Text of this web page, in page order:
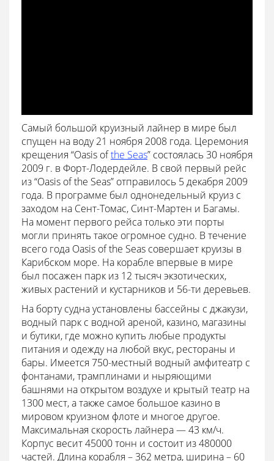
Самый большой круизный лайнер в мире был
спущен на воду 21 ноября 2008 года. Церемония
крещения “Oasis ofthe Seas” состоялась 30 ноября
2009 г. в Форт-Лодердейле. В свой первый рейс
из “Oasis of the Seas” отправилось 5 декабря 2009
года. В программе был однонедельный круиз с
заходом на Сент-Томас, Синт-Мартен и Багамы.
На момент первого рейса только эти порты
могли принять такое огромное судно. В течение
всего года Oasis of the Seas совершает круизы в
Карибском море. На корабле впервые в мире
был посажен парк из 12 тысяч экзотических,
живых растений и кустарников и 56-ти деревьев.
На борту судна установлены бассейны с джакузи,
водный парк с водной ареной, казино, магазины
и бутики, где можно купить любые продукты
питания и одежду на любой вкус, рестораны и
бары. Имеется 750-местный водный амфитеатр с
фонтанами, трамплинами и ныряющими
башнями на открытом воздухе и крытый театр на
1300 мест, а также самое большое казино в
мировом круизном флоте и многое другое.
Максимальная скорость лайнера — 43 км/ч.
Корпус весит 45000 тонн и состоит из 480000
частей. Длина корабля – 362 метра, ширина – 60